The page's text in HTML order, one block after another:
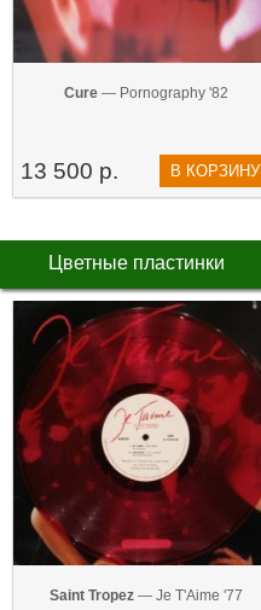
Cure— Pornography '82
13 500 р. В КОРЗИНУ
Цветные пластинки
Saint Tropez— Je T'Aime '77